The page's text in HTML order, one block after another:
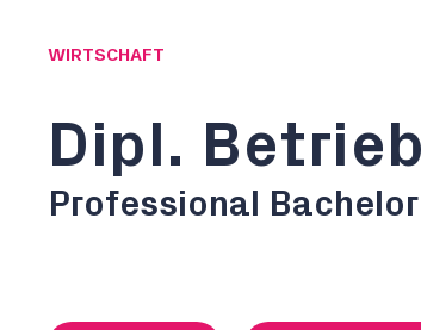
WIRTSCHAFT
Dipl.
Professional